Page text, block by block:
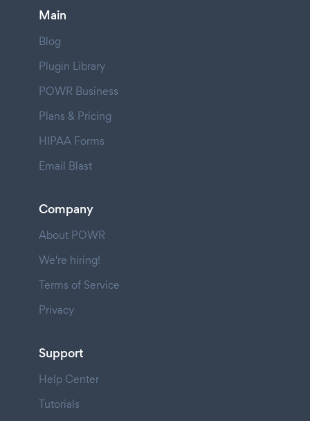
Main
Blog
Plugin Library
POWR Business
Plans & Pricing
HIPAA Forms
Email Blast
Company
About POWR
We're hiring!
Terms of Service
Privacy
Support
Help Center
Tutorials